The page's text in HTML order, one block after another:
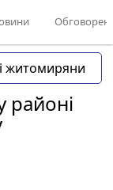
житомиряни
районі